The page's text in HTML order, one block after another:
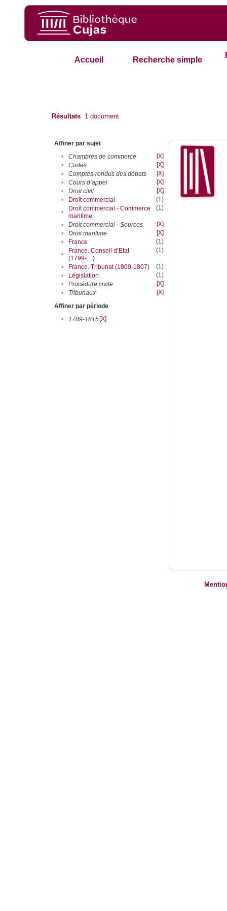
Accueil Recherche simple
Résultats 1 document
Affiner par sujet
•
Chambres de commerce
[X]
•
Codes
[X]
•
Comptes-rendus des débats
[X]
•
Cours d’appel
[X]
•
Droit civil
[X]
•
Droit commercial
(1)
•
Droit commercial - Commerce
maritime
(1)
• Droit commercial - Sources
[X]
•
Droit maritime
[X]
•
France
(1)
•
France. Conseil d’Etat
(1799-....)
(1)
• France. Tribunat (1800-1807)
(1)
•
Législation
(1)
•
Procédure civile
[X]
•
Tribunaux
[X]
Affiner par période
•
1789-1815[X]